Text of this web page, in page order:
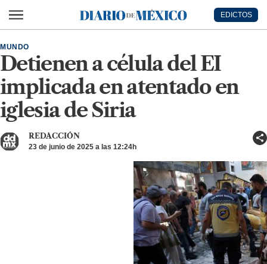
Diario de México
EDICTOS
Detienen a célula del EI
implicada en atentado en
iglesia de Siria
MUNDO
REDACCIÓN
23 de junio de 2025 a las 12:24h